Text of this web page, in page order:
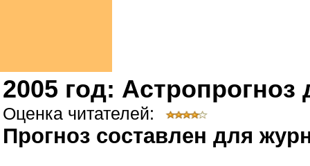
2005 год: Астропрогноз
Оценка читателей:
Прогноз составлен для